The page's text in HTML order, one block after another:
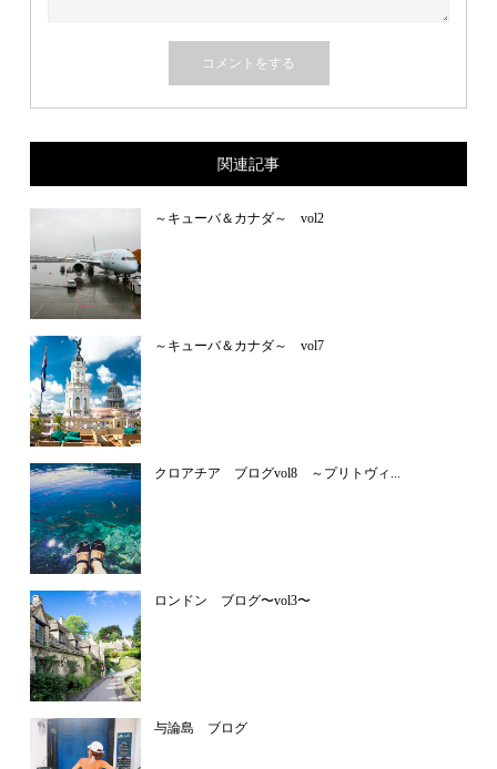
関連記事
～キューバ＆カナダ～ vol2
～キューバ＆カナダ～ vol7
クロアチア ブログvol8 ～プリトヴィ...
ロンドン ブログ〜vol3〜
与論島 ブログ